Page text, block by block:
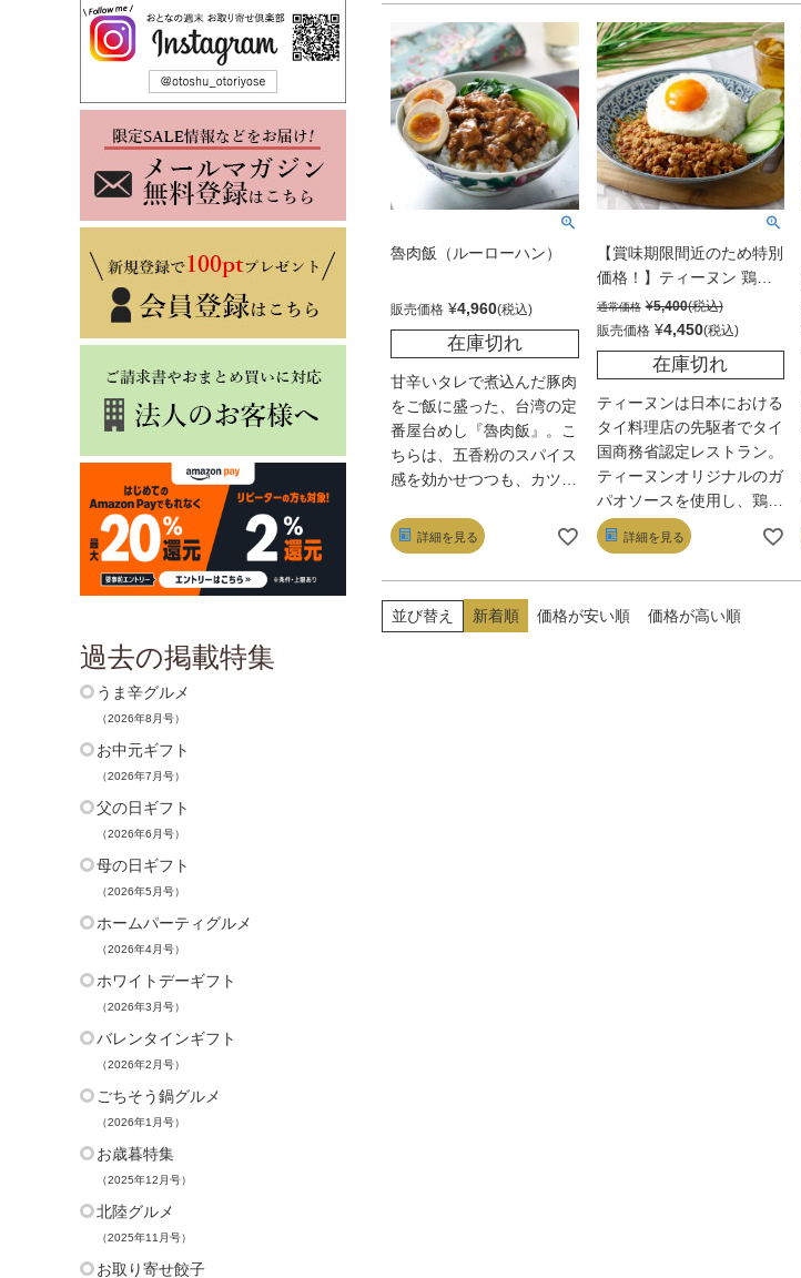
過去の掲載特集
うま辛グルメ
（2026年8月号）
お中元ギフト
（2026年7月号）
父の日ギフト
（2026年6月号）
母の日ギフト
（2026年5月号）
ホームパーティグルメ
（2026年4月号）
ホワイトデーギフト
（2026年3月号）
バレンタインギフト
（2026年2月号）
ごちそう鍋グルメ
（2026年1月号）
お歳暮特集
（2025年12月号）
北陸グルメ
（2025年11月号）
お取り寄せ餃子
ボリューミー。味にコスパ
に大満足。
くも深い味わいが印象的。
台湾茶の豊かな個性が楽し
める、魅惑のアソートだ。
魯肉飯（ルーローハン）
販売価格 ¥4,960
在庫切れ
甘辛いタレで煮込んだ豚肉
をご飯に盛った、台湾の定
番屋台めし『魯肉飯』。こ
ちらは、五香粉のスパイス
感を効かせつつも、カツオ
て日本人好みに仕立ててい
る。肉はトロトロに柔らか
く、ほんのり甘やか。ご飯
が進むやさしい味わいだ。
詳細を見る
【賞味期限間近のため特別
価格！】ティーヌン 鶏肉
バジル炒め こだわりのガ
パオ（5食）※賞味期限
2025年6月※
通常価格 ¥5,400
販売価格 ¥4,450
在庫切れ
ティーヌンは日本における
タイ料理店の先駆者でタイ
国商務省認定レストラン。
ティーヌンオリジナルのガ
パオソースを使用し、鶏ひ
き肉の大きさ、食感、タイ
産ハーブ、調味料にこだわ
ル）を薫り高く炒めたスパ
詳細を見る
並び替え 新着順 価格が安い順 価格が高い順